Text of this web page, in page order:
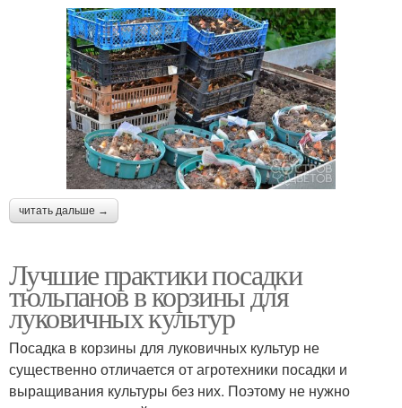
читать дальше →
Лучшие практики посадки
тюльпанов в корзины для
луковичных культур
Посадка в корзины для луковичных культур не
существенно отличается от агротехники посадки и
выращивания культуры без них. Поэтому не нужно